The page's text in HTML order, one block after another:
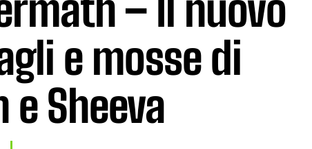
e mosse di
e Sheeva